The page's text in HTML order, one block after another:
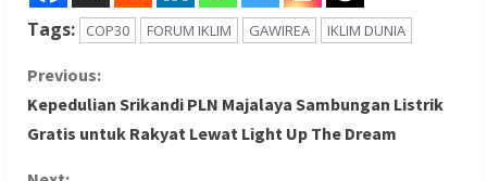
Tags: COP30 FORUM IKLIM GAWIREA IKLIM DUNIA
C
o
Previous:
Kepedulian Srikandi PLN Majalaya Sambungan Listrik
Gratis untuk Rakyat Lewat Light Up The Dream